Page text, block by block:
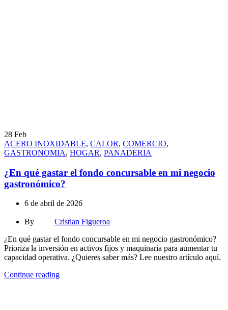
28 Feb
ACERO INOXIDABLE, CALOR, COMERCIO,
GASTRONOMIA, HOGAR, PANADERIA
¿En qué gastar el fondo concursable en mi negocio
gastronómico?
6 de abril de 2026
By
Cristian Figueroa
¿En qué gastar el fondo concursable en mi negocio gastronómico?
Prioriza la inversión en activos fijos y maquinaria para aumentar tu
capacidad operativa. ¿Quieres saber más? Lee nuestro artículo aquí.
Continue reading